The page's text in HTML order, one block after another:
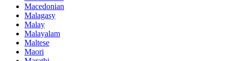
Macedonian
Malagasy
Malay
Malayalam
Maltese
Maori